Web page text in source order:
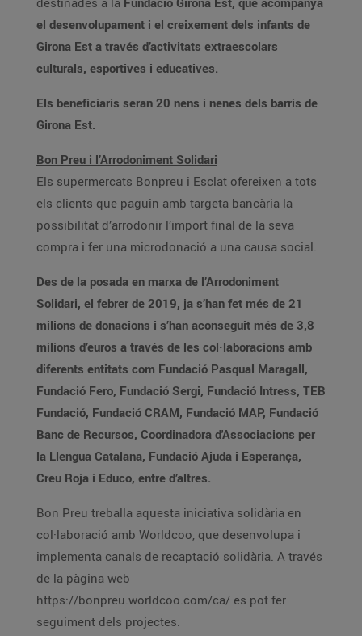
el desenvolupament i el creixement dels infants de
Girona Est a través d’activitats extraescolars
culturals, esportives i educatives.
Els beneficiaris seran 20 nens i nenes dels barris de
Girona Est.
Bon Preu i l’Arrodoniment Solidari
Els supermercats Bonpreu i Esclat ofereixen a tots
els clients que paguin amb targeta bancària la
possibilitat d’arrodonir l’import final de la seva
compra i fer una microdonació a una causa social.
Des de la posada en marxa de l’Arrodoniment
Solidari, el febrer de 2019, ja s’han fet més de 21
milions de donacions i s’han aconseguit més de 3,8
milions d’euros a través de les col·laboracions amb
diferents entitats com Fundació Pasqual Maragall,
Fundació Fero, Fundació Sergi, Fundació Intress, TEB
Fundació, Fundació CRAM, Fundació MAP, Fundació
Banc de Recursos, Coordinadora d'Associacions per
la Llengua Catalana, Fundació Ajuda i Esperança,
Creu Roja i Educo, entre d’altres.
Bon Preu treballa aquesta iniciativa solidària en
col·laboració amb Worldcoo, que desenvolupa i
implementa canals de recaptació solidària. A través
de la pàgina web
https://bonpreu.worldcoo.com/ca/ es pot fer
seguiment dels projectes.